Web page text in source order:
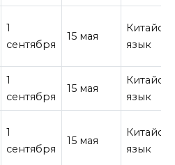
1
сентября
15 мая
язык
1
сентября
15 мая
язык
1
сентября
15 мая
язык